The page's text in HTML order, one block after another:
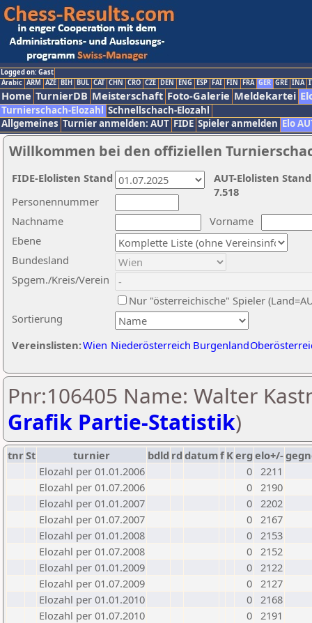
Logged on: Gast
Arabic ARM AZE BIH BUL CAT CHN CRO CZE DEN ENG ESP FAI FIN FRA GER GRE INA
Home TurnierDB Meisterschaft Foto-Galerie Meldekartei
Turnierschach-Elozahl Schnellschach-Elozahl
Allgemeines Turnier anmelden: AUT FIDE Spieler anmelden Elo
Willkommen bei den offiziellen
Nachname
Vorname
Ebene
Sortierung
Personennummer
Bundesland
Spgem./Kreis/Verein
Nur "österreichische" Spieler
Vereinslisten:Wien Niederösterreich Burgenland
AUT-Elolisten
7.518
FIDE-Elolisten Stand
Pnr:106405 Name: Walter
Grafik Partie-Statistik)
tnrSt turnier bdld rd datumf Kerg elo+/-
Elozahl per 01.01.2006
0 2211
Elozahl per 01.07.2006
0 2190
Elozahl per 01.01.2007
0 2202
Elozahl per 01.07.2007
0 2167
Elozahl per 01.01.2008
0 2153
Elozahl per 01.07.2008
0 2152
Elozahl per 01.01.2009
0 2122
Elozahl per 01.07.2009
0 2127
Elozahl per 01.01.2010
0 2168
Elozahl per 01.07.2010
0 2191